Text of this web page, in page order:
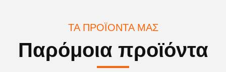
ΤΑ ΠΡΟΪΌΝΤΑ ΜΑΣ
Παρόμοια προϊόντα